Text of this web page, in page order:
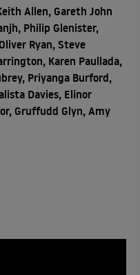
Allen, Gareth John
Philip Glenister,
Ryan, Steve
Karen Paullada,
Priyanga Burford,
Davies, Elinor
Gruffudd Glyn, Amy